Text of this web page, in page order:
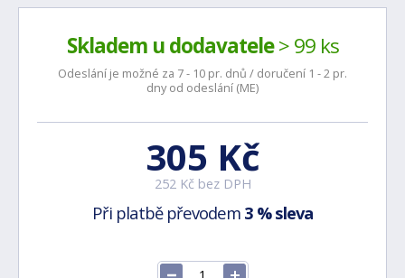
Skladem u dodavatele> 99 ks
Odeslání je možné za 7 - 10 pr. dnů / doručení 1 - 2 pr.
dny od odeslání (ME)
305 Kč
252 Kč bez DPH
Při platbě převodem 3 % sleva